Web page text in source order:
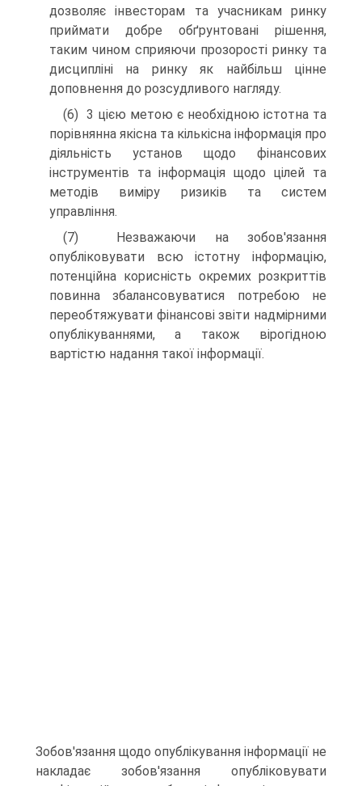
дозволяє інвесторам та учасникам ринку
приймати добре обґрунтовані рішення,
таким чином сприяючи прозорості ринку та
дисципліні на ринку як найбільш цінне
доповнення до розсудливого нагляду.
(6) 3 цією метою є необхідною істотна та
порівнянна якісна та кількісна інформація про
діяльність установ щодо фінансових
інструментів та інформація щодо цілей та
методів виміру ризиків та систем
управління.
(7) Незважаючи на зобов'язання
опубліковувати всю істотну інформацію,
потенційна корисність окремих розкриттів
повинна збалансовуватися потребою не
переобтяжувати фінансові звіти надмірними
опублікуваннями, а також вірогідною
вартістю надання такої інформації.
Зобов'язання щодо опублікування інформації не
накладає зобов'язання опубліковувати